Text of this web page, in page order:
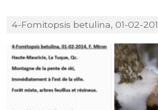
4-Fomitopsis betulina, 01-02-